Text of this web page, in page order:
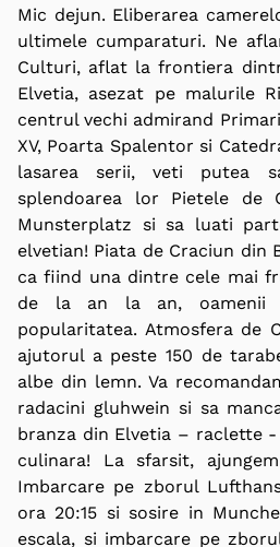
Mic dejun. Eliberarea
ultimele cumparaturi. Ne
Culturi, aflat la frontiera
Elvetia, asezat pe malurile
centrul vechi admirand
XV, Poarta Spalentor si
lasarea serii, veti putea
splendoarea lor Pietele de
Munsterplatz si sa luati
elvetian! Piata de Craciun din
ca fiind una dintre cele mai
de la an la an,
popularitatea. Atmosfera de
ajutorul a peste 150 de
albe din lemn. Va
radacini gluhwein si sa
branza din Elvetia – raclette -
culinara! La sfarsit,
Imbarcare pe zborul
ora 20:15 si sosire in
escala, si imbarcare pe